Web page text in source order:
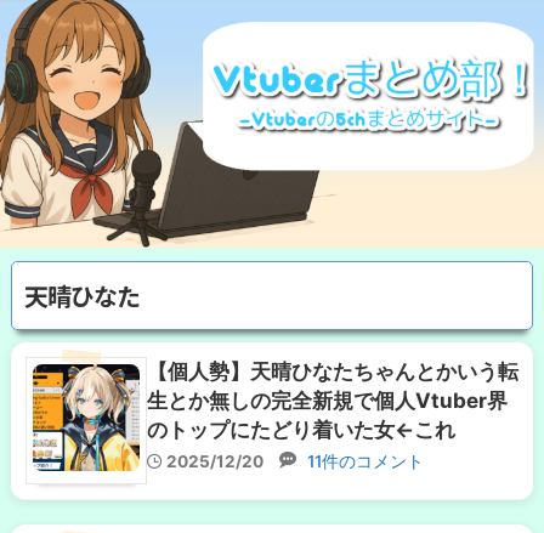
天晴ひなた
【個人勢】天晴ひなたちゃんとかいう転
生とか無しの完全新規で個人Vtuber界
のトップにたどり着いた女←これ
2025/12/20 11件のコメント